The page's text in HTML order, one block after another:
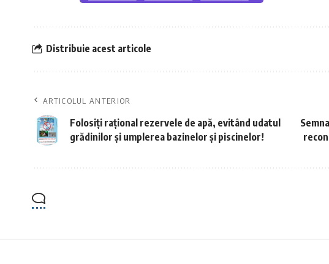
Distribuie acest articole
ARTICOLUL ANTERIOR
Folosiți rațional rezervele de apă, evitând udatul
grădinilor și umplerea bazinelor și piscinelor!